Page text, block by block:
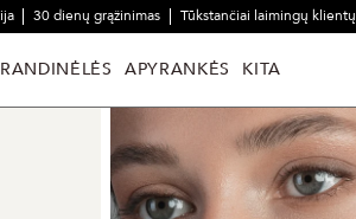
30 dienų grąžinimas Tūkstančiai laimingų klientų
APYRANKĖS KITA